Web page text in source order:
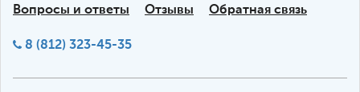
Вопросы и ответы
Отзывы Обратная связь
8 (812) 323-45-35